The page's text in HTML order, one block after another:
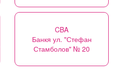
CBA
Банкя ул. "Стефан
Стамболов" № 20